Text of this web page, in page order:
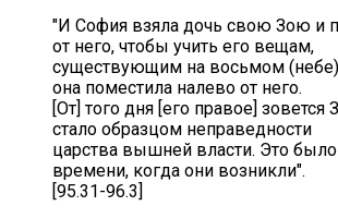
"И София взяла дочь свою Зою и
от него, чтобы учить его вещам,
существующим на восьмом
она поместила налево от него.
[От] того дня [его правое] зовется
стало образцом неправедности
царства вышней власти. Это
времени, когда они возникли".
[95.31-96.3]